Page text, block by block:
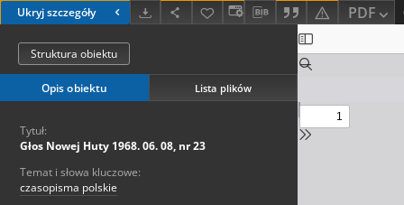
Ukryj szczegóły PDF
Struktura obiektu
Opis obiektu Lista plików
Tytuł:
Głos Nowej Huty 1968. 06. 08, nr 23
Temat i słowa kluczowe:
czasopisma polskie